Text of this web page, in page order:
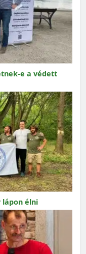
e a védett
lápon élni